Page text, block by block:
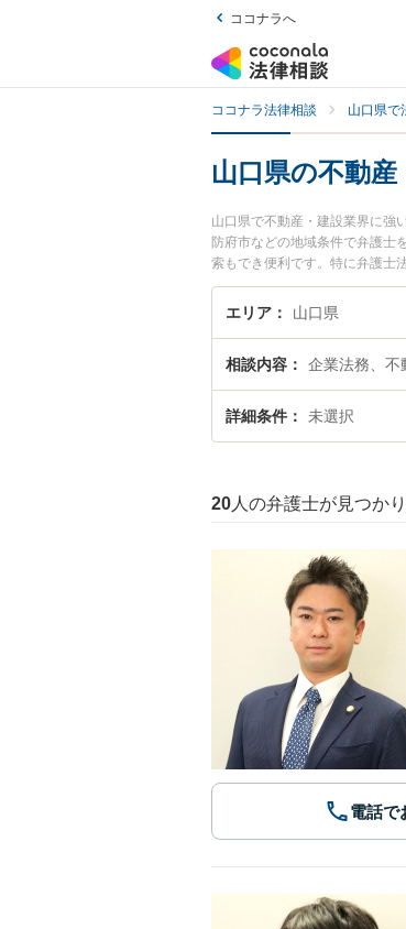
ココナラへ
ココナラ法律相談 山口県で
山口県の不動
山口県で不動産・建設業界に強
防府市などの地域条件で弁護士
索もでき便利です。特に弁護士
ィール情報や弁護士費用、強み
ラブル解決の実績豊富な近く
エリア 山口県
相談内容 企業法務、不
詳細条件 未選択
20 人の弁護士が見つか
電話で